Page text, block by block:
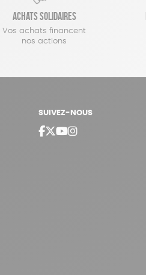
Achats solidaires
Vos achats financent
nos actions
SUIVEZ-NOUS